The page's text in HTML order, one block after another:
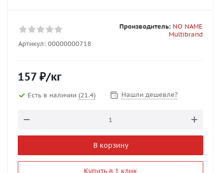
Артикул: 00000000718
Производитель: NO NAME
Multibrand
157 ₽/кг
Есть в наличии (21.4) Нашли дешевле?
В корзину
Купить в 1 клик